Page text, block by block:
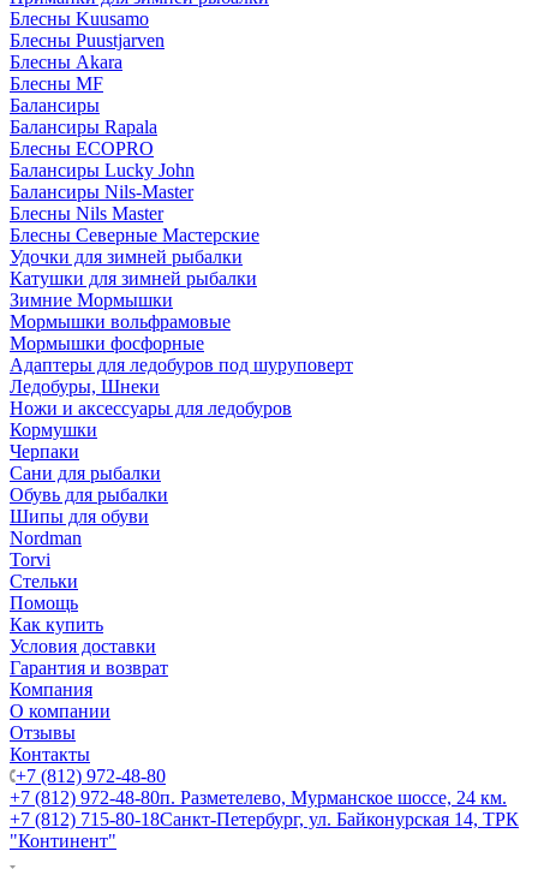
Блесны Kuusamo
Блесны Puustjarven
Блесны Akara
Блесны MF
Балансиры
Балансиры Rapala
Блесны ECOPRO
Балансиры Lucky John
Балансиры Nils-Master
Блесны Nils Master
Блесны Северные Мастерские
Удочки для зимней рыбалки
Катушки для зимней рыбалки
Зимние Мормышки
Мормышки вольфрамовые
Мормышки фосфорные
Адаптеры для ледобуров под шуруповерт
Ледобуры, Шнеки
Ножи и аксессуары для ледобуров
Кормушки
Черпаки
Сани для рыбалки
Обувь для рыбалки
Шипы для обуви
Nordman
Torvi
Стельки
Помощь
Как купить
Условия доставки
Гарантия и возврат
Компания
О компании
Отзывы
Контакты
+7 (812) 972-48-80
+7 (812) 972-48-80п. Разметелево, Мурманское шоссе, 24 км.
+7 (812) 715-80-18Санкт-Петербург, ул. Байконурская 14, ТРК
"Континент"